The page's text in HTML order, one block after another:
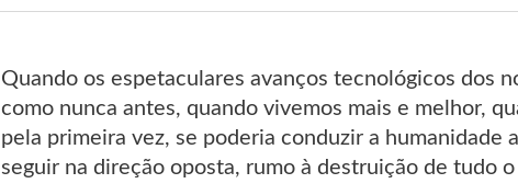
Quando os espetaculares avanços tecnológicos dos
como nunca antes, quando vivemos mais e melhor,
pela primeira vez, se poderia conduzir a humanidade
seguir na direção oposta, rumo à destruição de tudo